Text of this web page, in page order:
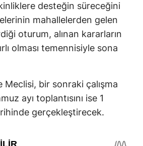
desteğin süreceğini
mahallelerden gelen
oturum, alınan kararların
olması temennisiyle sona
Meclisi, bir sonraki çalışma
ayı toplantısını ise 1
gerçekleştirecek.